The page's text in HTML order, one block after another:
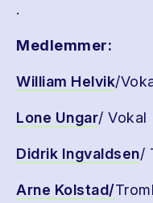
.
Medlemmer:
William Helvik/
Lone Ungar/ Vokal
Didrik Ingvaldsen/
Arne Kolstad/